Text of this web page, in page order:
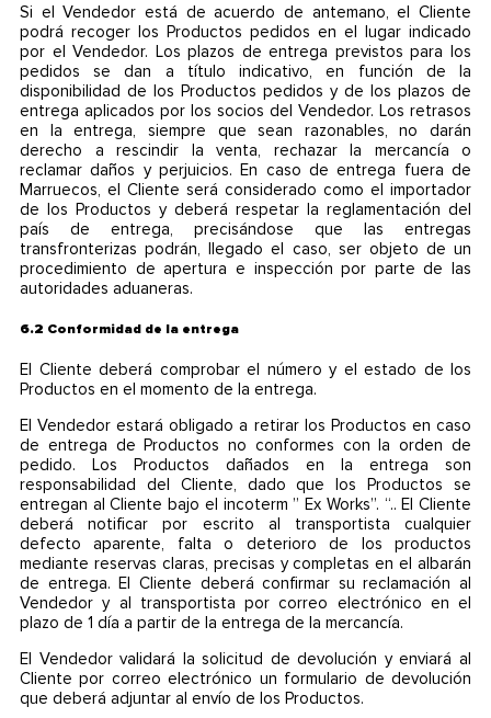
Si el Vendedor está de acuerdo de antemano, el Cliente
podrá recoger los Productos pedidos en el lugar indicado
por el Vendedor. Los plazos de entrega previstos para los
pedidos se dan a título indicativo, en función de la
disponibilidad de los Productos pedidos y de los plazos de
entrega aplicados por los socios del Vendedor. Los retrasos
en la entrega, siempre que sean razonables, no darán
derecho a rescindir la venta, rechazar la mercancía o
reclamar daños y perjuicios. En caso de entrega fuera de
Marruecos, el Cliente será considerado como el importador
de los Productos y deberá respetar la reglamentación del
país de entrega, precisándose que las entregas
transfronterizas podrán, llegado el caso, ser objeto de un
procedimiento de apertura e inspección por parte de las
autoridades aduaneras.
6.2 Conformidad de la entrega
El Cliente deberá comprobar el número y el estado de los
Productos en el momento de la entrega.
El Vendedor estará obligado a retirar los Productos en caso
de entrega de Productos no conformes con la orden de
pedido. Los Productos dañados en la entrega son
responsabilidad del Cliente, dado que los Productos se
entregan al Cliente bajo el incoterm ” Ex Works”. “.. El Cliente
deberá notificar por escrito al transportista cualquier
defecto aparente, falta o deterioro de los productos
mediante reservas claras, precisas y completas en el albarán
de entrega. El Cliente deberá confirmar su reclamación al
Vendedor y al transportista por correo electrónico en el
plazo de 1 día a partir de la entrega de la mercancía.
El Vendedor validará la solicitud de devolución y enviará al
Cliente por correo electrónico un formulario de devolución
que deberá adjuntar al envío de los Productos.